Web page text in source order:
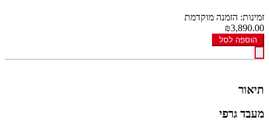
זמינות: הזמנה מוקדמת
₪3,890.00
הוספה לסל
תיאור
מעבד גרפי